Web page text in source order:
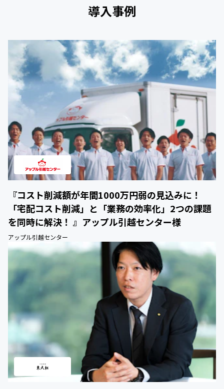
導入事例
『コスト削減額が年間1000万円弱の見込みに！
「宅配コスト削減」と「業務の効率化」2つの課題
を同時に解決！ 』アップル引越センター様
アップル引越センター